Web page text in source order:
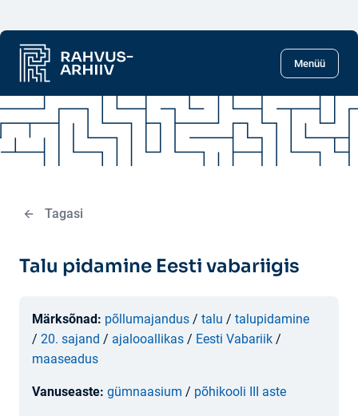
Menüü
Tagasi
Talu pidamine Eesti vabariigis
Märksõnad: põllumajandus / talu / talupidamine
/ 20. sajand / ajalooallikas / Eesti Vabariik /
maaseadus
Vanuseaste: gümnaasium / põhikooli III aste